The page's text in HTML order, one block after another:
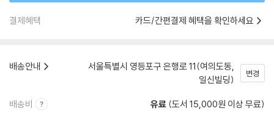
결제혜택 카드/간편결제 혜택을 확인하세요
배송안내
서울특별시 영등포구 은행로 11(여의도동,
일신빌딩)
변경
배송비 유료 (도서 15,000원 이상 무료)